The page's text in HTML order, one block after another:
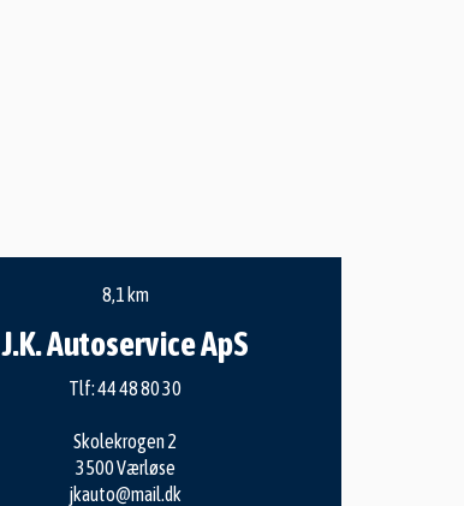
8,1 km
J.K. Autoservice ApS
Tlf:44 48 80 30
Skolekrogen 2
3500 Værløse
jkauto@mail.dk